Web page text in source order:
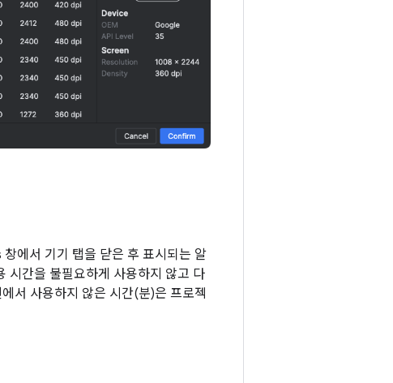
에서 기기 탭을 닫은 후 표시되는 알
시간을 불필요하게 사용하지 않고 다
서 사용하지 않은 시간(분)은 프로젝